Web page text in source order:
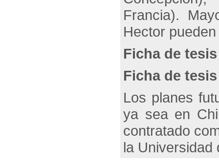
Francia).
Hector
Ficha de
Ficha de
Los planes
ya sea en
contratado
la Universidad